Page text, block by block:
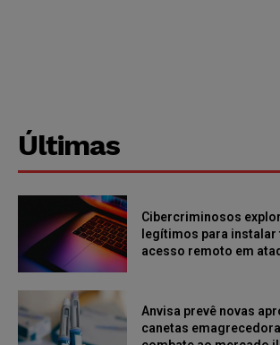
Últimas
Cibercriminosos
legítimos para
acesso remoto em
Anvisa prevê novas
canetas